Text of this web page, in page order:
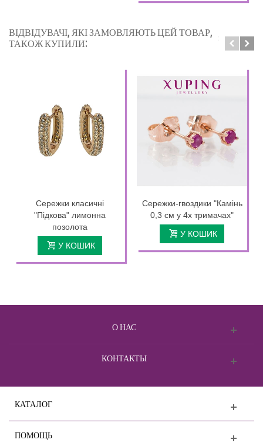
ВІДВІДУВАЧІ, ЯКІ ЗАМОВЛЯЮТЬ ЦЕЙ ТОВАР,
ТАКОЖ КУПИЛИ:
Сережки класичні
"Підкова" лимонна
позолота
У КОШИК
Сережки-гвоздики "Камінь
0,3 см у 4х тримачах"
У КОШИК
О НАС
КОНТАКТЫ
КАТАЛОГ
ПОМОЩЬ